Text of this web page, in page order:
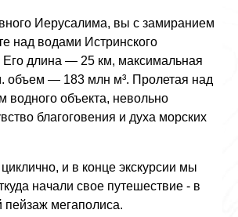
Иерусалима, вы с замиранием
над водами Истринского
длина — 25 км, максимальная
объем — 183 млн м³. Пролетая над
водного объекта, невольно
благоговения и духа морских
и в конце экскурсии мы
начали свое путешествие - в
пейзаж мегаполиса.